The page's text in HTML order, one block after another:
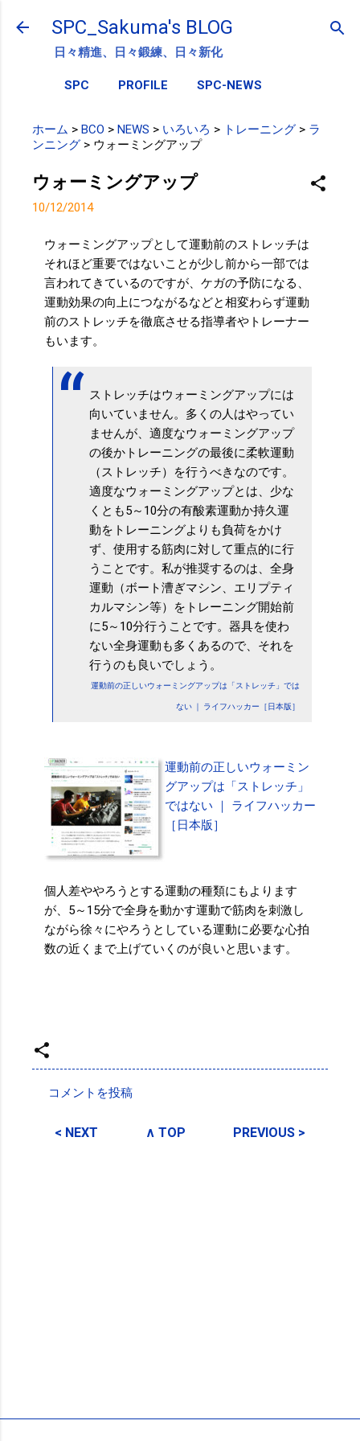
スキップしてメイン コンテンツに移動
SPC_Sakuma's BLOG
日々精進、日々鍛練、日々新化
SPC PROFILE SPC-NEWS
ホーム > BCO > NEWS > いろいろ > トレーニング > ラ
ンニング > ウォーミングアップ
ウォーミングアップ
10/12/2014
ウォーミングアップとして運動前のストレッチは
それほど重要ではないことが少し前から一部では
言われてきているのですが、ケガの予防になる、
運動効果の向上につながるなどと相変わらず運動
前のストレッチを徹底させる指導者やトレーナー
もいます。
ストレッチはウォーミングアップには
向いていません。多くの人はやってい
ませんが、適度なウォーミングアップ
の後かトレーニングの最後に柔軟運動
（ストレッチ）を行うべきなのです。
適度なウォーミングアップとは、少な
くとも5～10分の有酸素運動か持久運
動をトレーニングよりも負荷をかけ
ず、使用する筋肉に対して重点的に行
うことです。私が推奨するのは、全身
運動（ボート漕ぎマシン、エリプティ
カルマシン等）をトレーニング開始前
に5～10分行うことです。器具を使わ
ない全身運動も多くあるので、それを
行うのも良いでしょう。
運動前の正しいウォーミングアップは「ストレッチ」では
ない ｜ ライフハッカー［日本版］
運動前の正しいウォーミン
グアップは「ストレッチ」
ではない ｜ ライフハッカー
［日本版］
個人差ややろうとする運動の種類にもよります
が、5～15分で全身を動かす運動で筋肉を刺激し
ながら徐々にやろうとしている運動に必要な心拍
数の近くまで上げていくのが良いと思います。
メ
コメントを投稿
< NEXT ∧ TOP PREVIOUS >